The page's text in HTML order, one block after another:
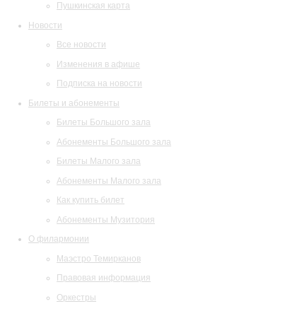
Пушкинская карта
Новости
Все новости
Изменения в афише
Подписка на новости
Билеты и абонементы
Билеты Большого зала
Абонементы Большого зала
Билеты Малого зала
Абонементы Малого зала
Как купить билет
Абонементы Музитория
О филармонии
Маэстро Темирканов
Правовая информация
Оркестры